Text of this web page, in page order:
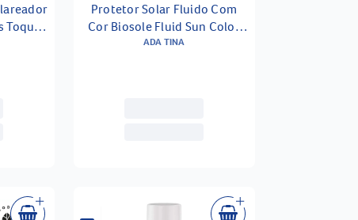
Toque
40ml
Protetor Solar Fluido Com
Cor Biosole Fluid Sun Color
Defense Fps 98 Médio Claro
ADA TINA